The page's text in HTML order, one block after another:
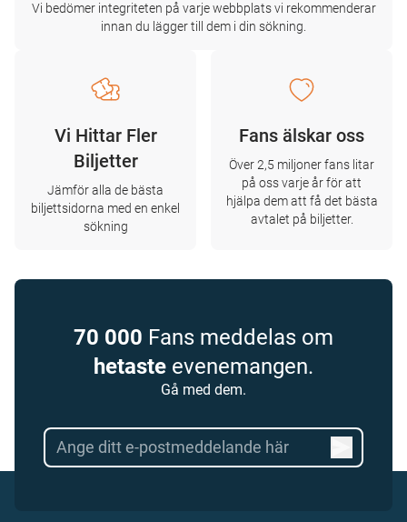
Vi bedömer integriteten på varje webbplats vi rekommenderar
innan du lägger till dem i din sökning.
Vi Hittar Fler
Biljetter
Jämför alla de bästa
biljettsidorna med en enkel
sökning
Fans älskar oss
Över 2,5 miljoner fans litar
på oss varje år för att
hjälpa dem att få det bästa
avtalet på biljetter.
70 000 Fans meddelas om
hetaste evenemangen.
Gå med dem.